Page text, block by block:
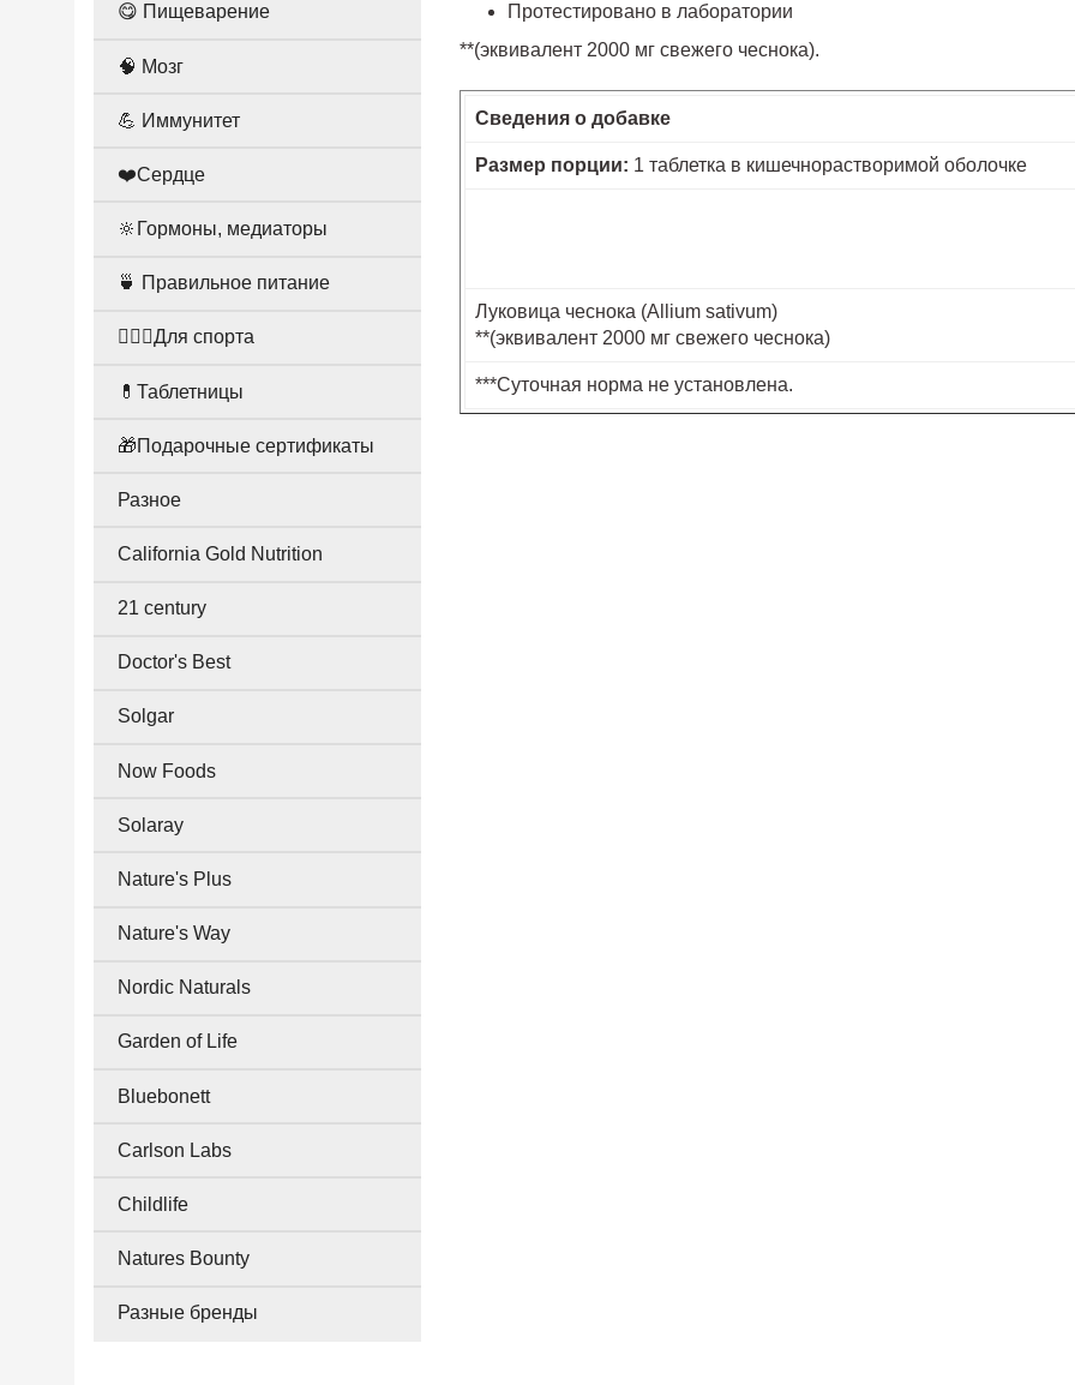
Протестировано в лаборатории
**(эквивалент 2000 мг свежего чеснока).
Сведения о добавке
Размер порции: 1 таблетка в кишечнорастворимой оболочке
Луковица чеснока (Allium sativum)
**(эквивалент 2000 мг свежего чеснока)
***Суточная норма не установлена.
😋 Пищеварение
🧠 Мозг
💪 Иммунитет
❤️Сердце
🔆Гормоны, медиаторы
🍵 Правильное питание
🤸🏻‍♀️Для спорта
💊Таблетницы
🎁Подарочные сертификаты
Разное
California Gold Nutrition
21 century
Doctor's Best
Solgar
Now Foods
Solaray
Nature's Plus
Nature's Way
Nordic Naturals
Garden of Life
Bluebonett
Carlson Labs
Childlife
Natures Bounty
Разные бренды